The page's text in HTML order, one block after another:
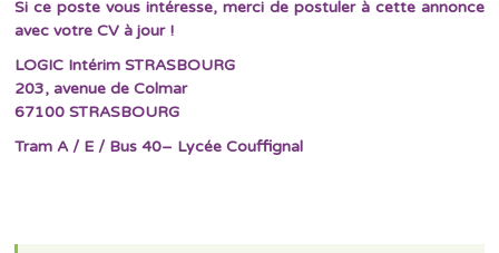
Si ce poste vous intéresse, merci de postuler à cette annonce
avec votre CV à jour !
LOGIC Intérim STRASBOURG
203, avenue de Colmar
67100 STRASBOURG
Tram A / E / Bus 40– Lycée Couffignal